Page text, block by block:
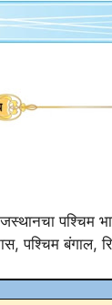
पश्चिम
पश्चिम बंगाल,